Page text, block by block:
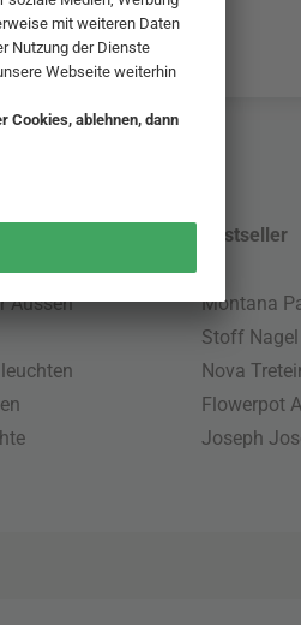
Aussen
Bestseller
Montana
Stoff
Nova
Flowerpot
Joseph